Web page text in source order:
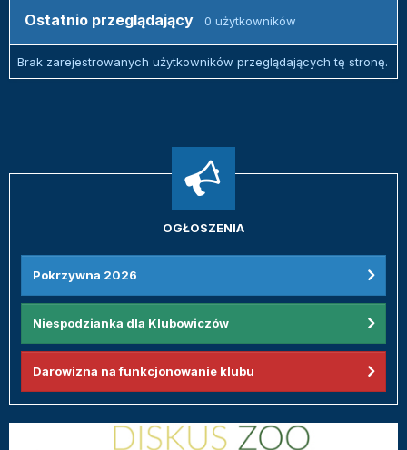
Ostatnio przeglądający 0 użytkowników
Brak zarejestrowanych użytkowników przeglądających tę stronę.
OGŁOSZENIA
Pokrzywna 2026
Niespodzianka dla Klubowiczów
Darowizna na funkcjonowanie klubu